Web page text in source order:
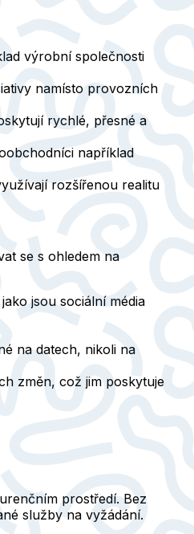
výrobní společnosti
namísto provozních
rychlé, přesné a
například
rozšířenou realitu
se s ohledem na
jsou sociální média
na datech, nikoli na
změn, což jim poskytuje
prostředí. Bez
služby na vyžádání.